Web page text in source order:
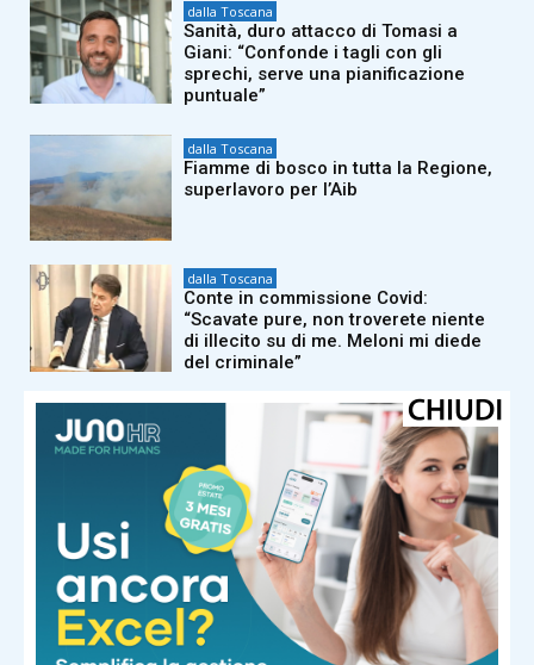
dalla Toscana
Sanità, duro attacco di Tomasi a
Giani: “Confonde i tagli con gli
sprechi, serve una pianificazione
puntuale”
dalla Toscana
Fiamme di bosco in tutta la Regione,
superlavoro per l’Aib
dalla Toscana
Conte in commissione Covid:
“Scavate pure, non troverete niente
di illecito su di me. Meloni mi diede
del criminale”
La composizione dei gironi di Serie D:
tutti i derby regionali del Girone E e le
avversarie di Pistoiese e Pontedera
dalla Toscana
Il Sangiovese in Canada: il Consorzio
Chianti vola in Nordamerica per
formare gli esperti del settore